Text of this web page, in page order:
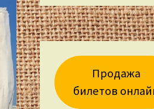
Продажа
билетов